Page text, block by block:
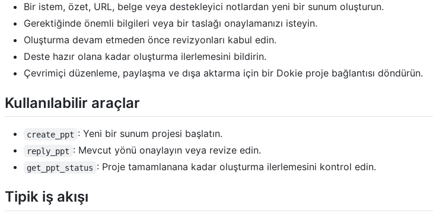
Bir istem, özet, URL, belge veya destekleyici notlardan yeni bir sunum oluşturun.
Gerektiğinde önemli bilgileri veya bir taslağı onaylamanızı isteyin.
Oluşturma devam etmeden önce revizyonları kabul edin.
Deste hazır olana kadar oluşturma ilerlemesini bildirin.
Çevrimiçi düzenleme, paylaşma ve dışa aktarma için bir Dokie proje bağlantısı döndürün.
Kullanılabilir araçlar
create_ppt : Yeni bir sunum projesi başlatın.
reply_ppt : Mevcut yönü onaylayın veya revize edin.
get_ppt_status : Proje tamamlanana kadar oluşturma ilerlemesini kontrol edin.
Tipik iş akışı